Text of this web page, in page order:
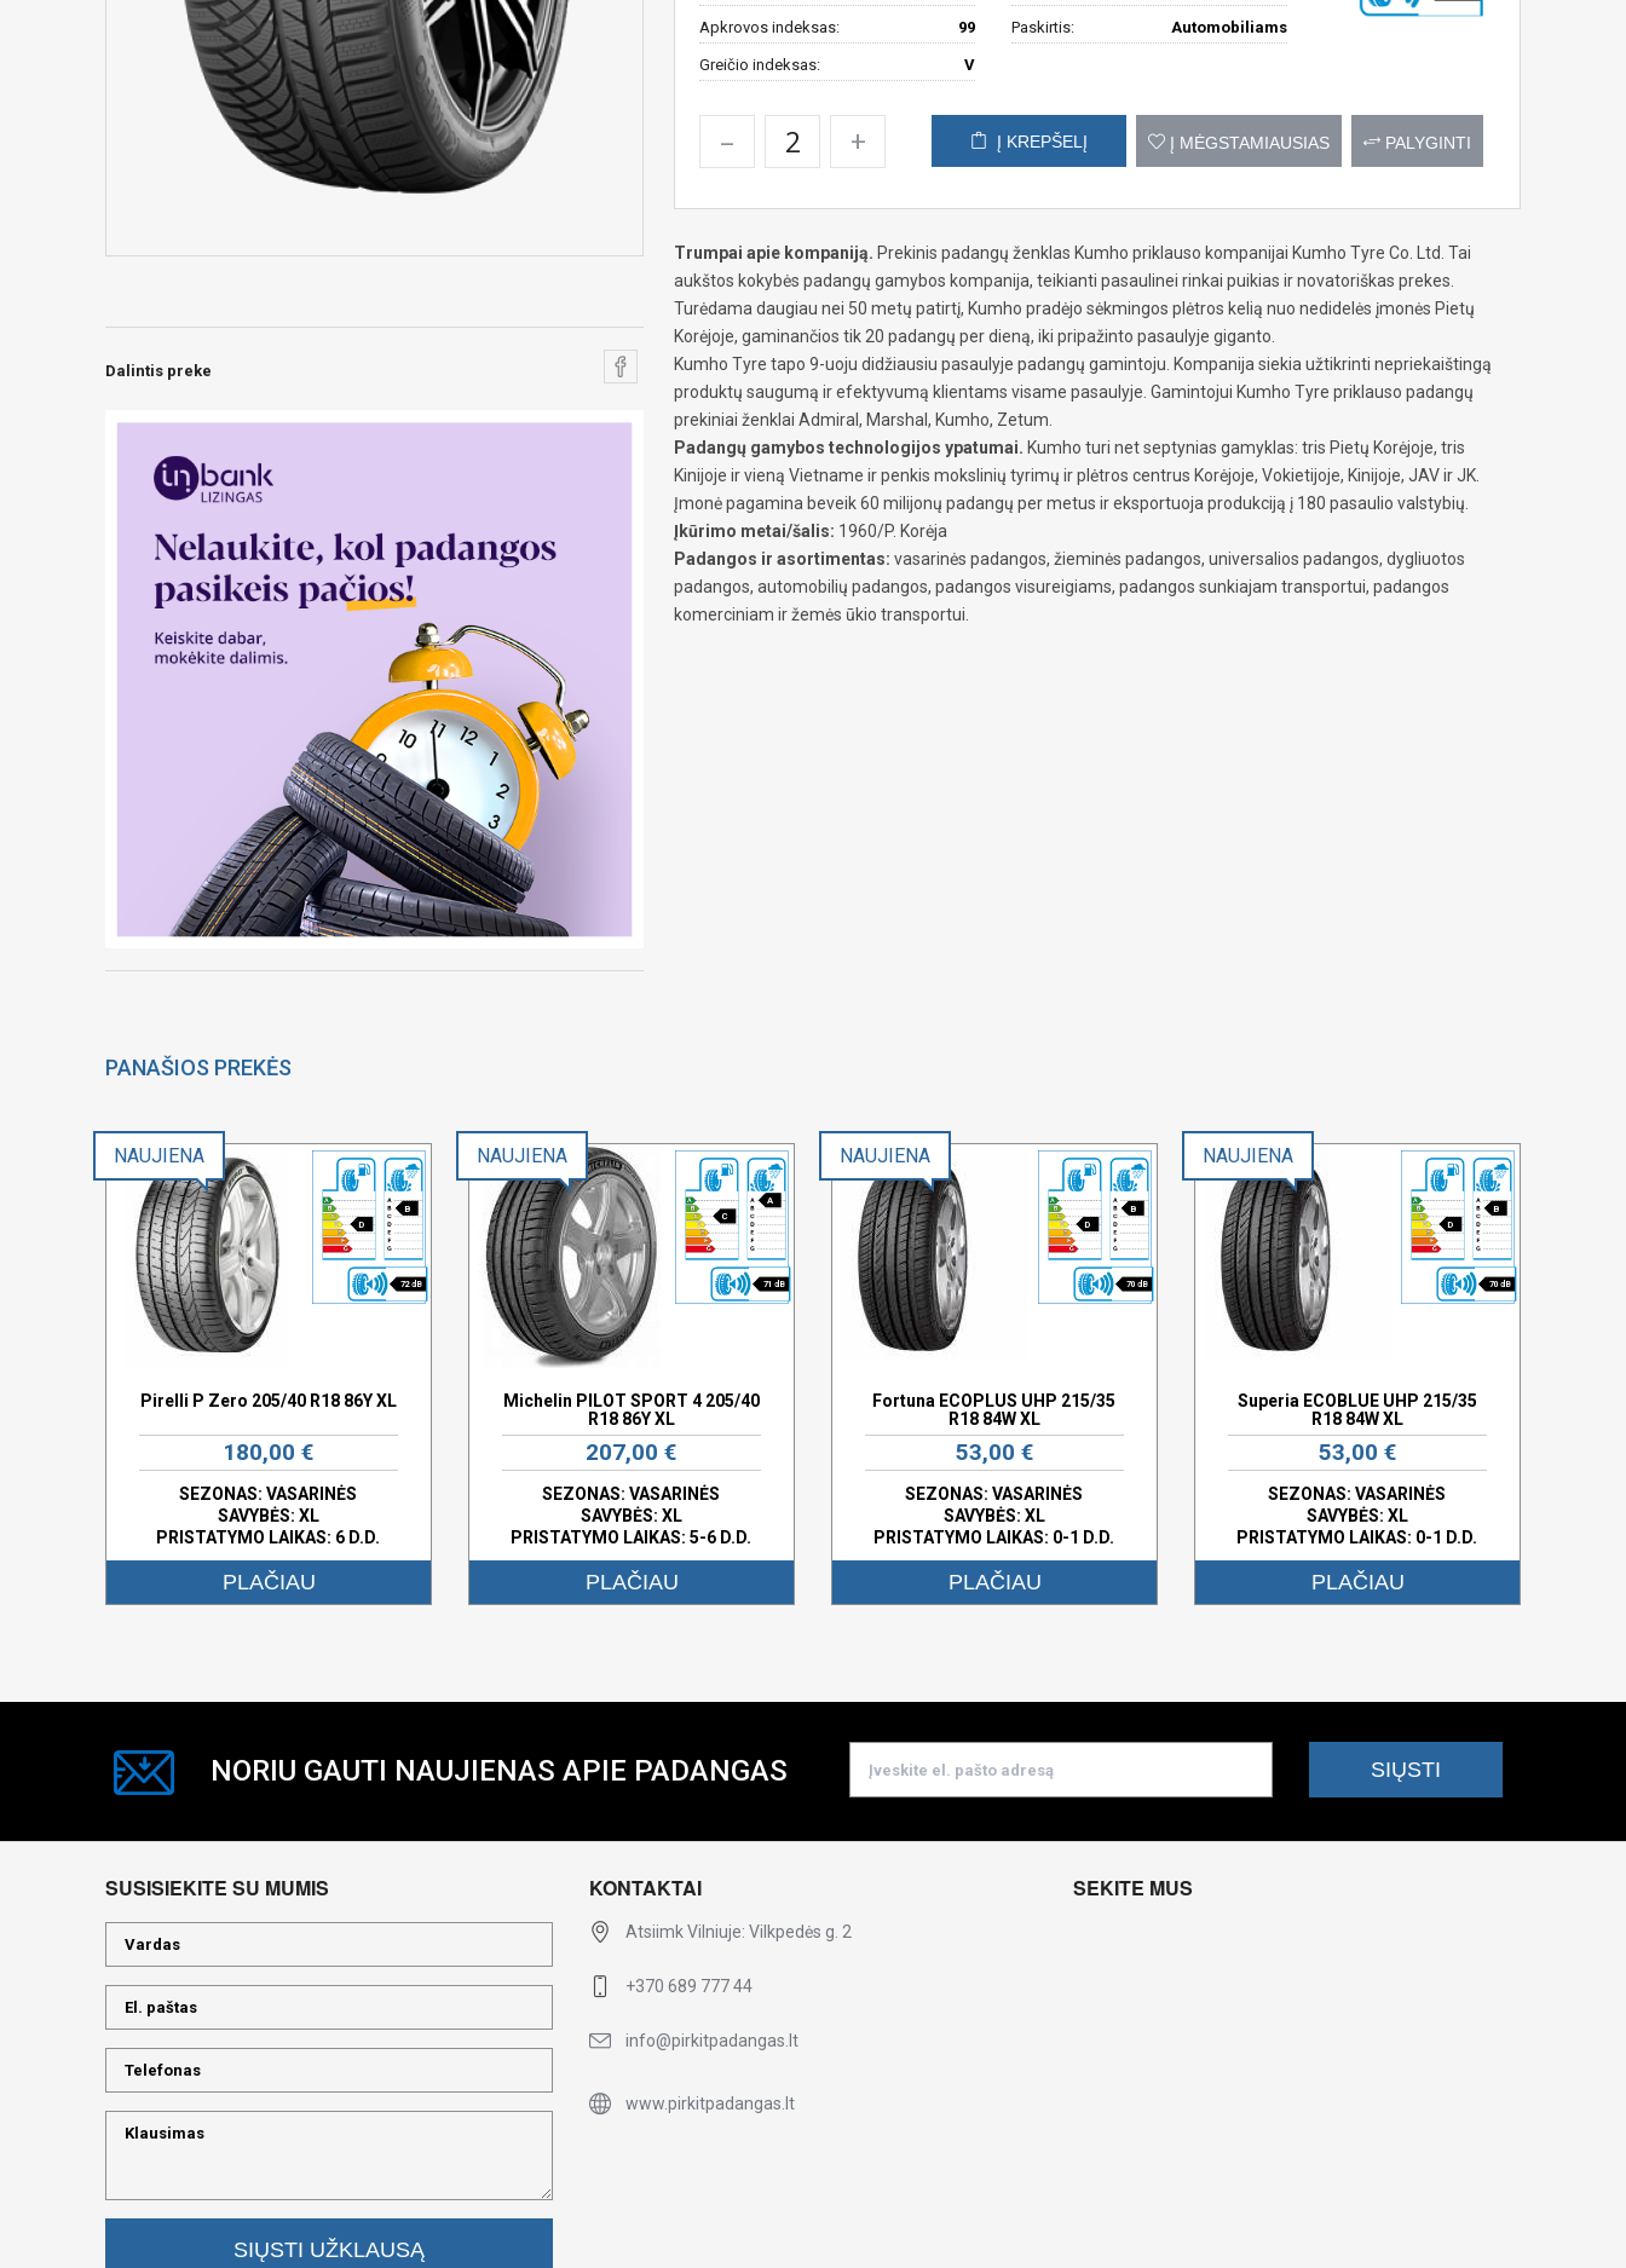
Dalintis preke
Apkrovos indeksas: 99
Greičio indeksas: V
Paskirtis: Automobiliams
– + Į KREPŠELĮ Į MĖGSTAMIAUSIAS PALYGINTI
Trumpai apie kompaniją. Prekinis padangų ženklas Kumho priklauso kompanijai Kumho Tyre Co. Ltd. Tai
aukštos kokybės padangų gamybos kompanija, teikianti pasaulinei rinkai puikias ir novatoriškas prekes.
Turėdama daugiau nei 50 metų patirtį, Kumho pradėjo sėkmingos plėtros kelią nuo nedidelės įmonės Pietų
Korėjoje, gaminančios tik 20 padangų per dieną, iki pripažinto pasaulyje giganto.
Kumho Tyre tapo 9-uoju didžiausiu pasaulyje padangų gamintoju. Kompanija siekia užtikrinti nepriekaištingą
produktų saugumą ir efektyvumą klientams visame pasaulyje. Gamintojui Kumho Tyre priklauso padangų
prekiniai ženklai Admiral, Marshal, Kumho, Zetum.
Padangų gamybos technologijos ypatumai. Kumho turi net septynias gamyklas: tris Pietų Korėjoje, tris
Kinijoje ir vieną Vietname ir penkis mokslinių tyrimų ir plėtros centrus Korėjoje, Vokietijoje, Kinijoje, JAV ir JK.
Įmonė pagamina beveik 60 milijonų padangų per metus ir eksportuoja produkciją į 180 pasaulio valstybių.
Įkūrimo metai/šalis: 1960/P. Korėja
Padangos ir asortimentas: vasarinės padangos, žieminės padangos, universalios padangos, dygliuotos
padangos, automobilių padangos, padangos visureigiams, padangos sunkiajam transportui, padangos
komerciniam ir žemės ūkio transportui.
PANAŠIOS PREKĖS
D
B
72 dB
NAUJIENA
Pirelli P Zero 205/40 R18 86Y XL
180,00 €
SEZONAS: VASARINĖS
SAVYBĖS: XL
PRISTATYMO LAIKAS: 6 D.D.
PLAČIAU
C
A
71 dB
NAUJIENA
Michelin PILOT SPORT 4 205/40
R18 86Y XL
207,00 €
SEZONAS: VASARINĖS
SAVYBĖS: XL
PRISTATYMO LAIKAS: 5-6 D.D.
PLAČIAU
D
B
70 dB
NAUJIENA
Fortuna ECOPLUS UHP 215/35
R18 84W XL
53,00 €
SEZONAS: VASARINĖS
SAVYBĖS: XL
PRISTATYMO LAIKAS: 0-1 D.D.
PLAČIAU
D
B
70 dB
NAUJIENA
Superia ECOBLUE UHP 215/35
R18 84W XL
53,00 €
SEZONAS: VASARINĖS
SAVYBĖS: XL
PRISTATYMO LAIKAS: 0-1 D.D.
PLAČIAU
NORIU GAUTI NAUJIENAS APIE PADANGAS
SUSISIEKITE SU MUMIS
SIŲSTI UŽKLAUSĄ
KONTAKTAI
Atsiimk Vilniuje: Vilkpedės g. 2
+370 689 777 44
info@pirkitpadangas.lt
www.pirkitpadangas.lt
SEKITE MUS